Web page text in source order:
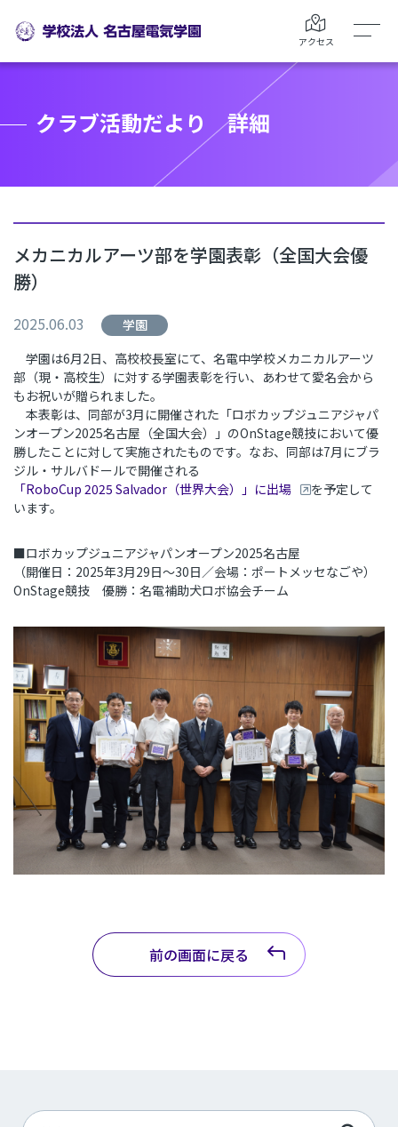
アクセス
クラブ活動だより 詳細
メカニカルアーツ部を学園表彰（全国大会優
勝）
2025.06.03
学園
学園は6月2日、高校校長室にて、名電中学校メカニカルアーツ
部（現・高校生）に対する学園表彰を行い、あわせて愛名会から
もお祝いが贈られました。
本表彰は、同部が3月に開催された「ロボカップジュニアジャパ
ンオープン2025名古屋（全国大会）」のOnStage競技において優
勝したことに対して実施されたものです。なお、同部は7月にブラ
ジル・サルバドールで開催される
「RoboCup 2025 Salvador（世界大会）」に出場
を予定して
います。
■ロボカップジュニアジャパンオープン2025名古屋
（開催日： 2025年3月29日～30日／会場：ポートメッセなごや）
OnStage競技 優勝：名電補助犬ロボ協会チーム
前の画面に戻る